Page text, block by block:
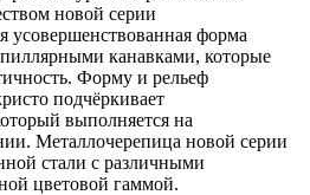
новой серии
усовершенствованная форма
канавками, которые
Форму и рельеф
подчёркивает
выполняется на
Металлочерепица новой серии
стали с различными
цветовой гаммой.